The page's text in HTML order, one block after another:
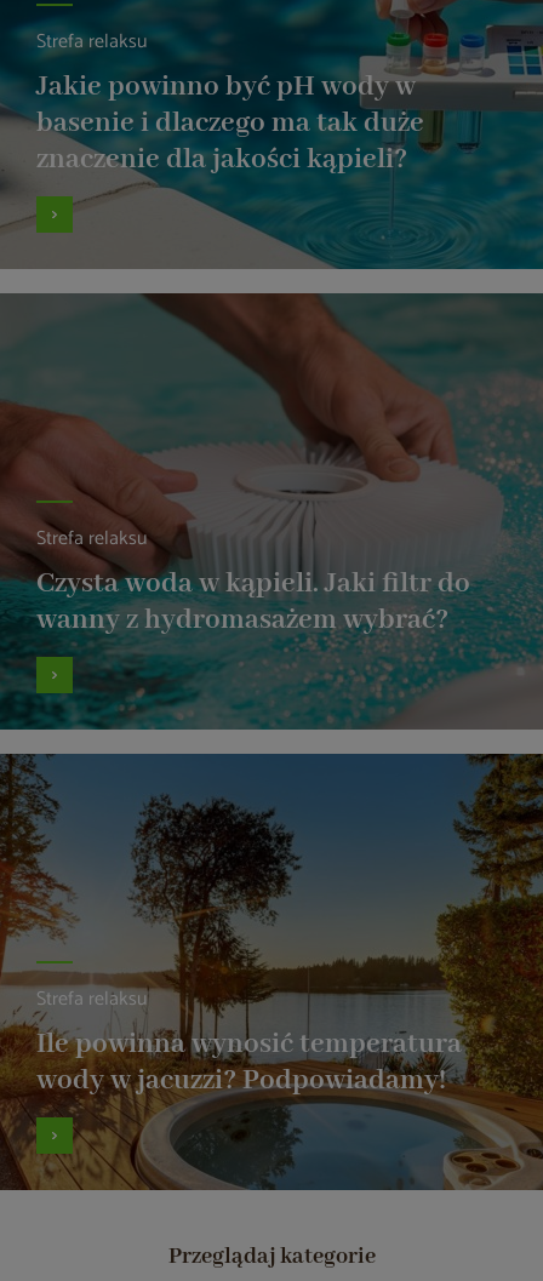
Strefa relaksu
Jakie powinno być pH wody w
basenie i dlaczego ma tak duże
znaczenie dla jakości kąpieli?
Strefa relaksu
Czysta woda w kąpieli. Jaki filtr do
wanny z hydromasażem wybrać?
Strefa relaksu
Ile powinna wynosić temperatura
wody w jacuzzi? Podpowiadamy!
Przeglądaj kategorie